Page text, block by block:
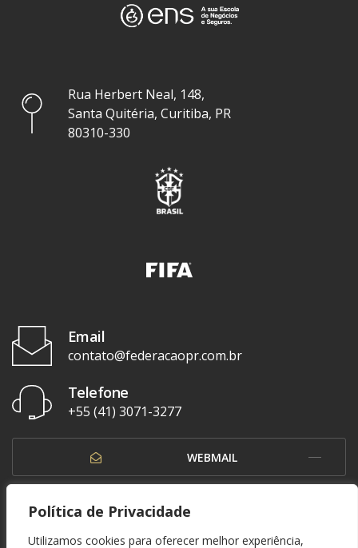
Política de Privacidade
Utilizamos cookies para oferecer melhor experiência,
Rua Herbert Neal, 148,
Santa Quitéria, Curitiba, PR
80310-330
Email
contato@federacaopr.com.br
Telefone
+55 (41) 3071-3277
WEBMAIL
OUVIDORIA